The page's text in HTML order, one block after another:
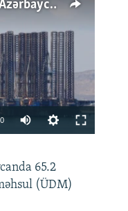
Cənubi Qafqazda ÜDM ən az Azərbaycanda artır: Qonşuları niyə Bakını qabaqlaya bilir?
480p
available
360p
480p
65.2
(ÜDM)